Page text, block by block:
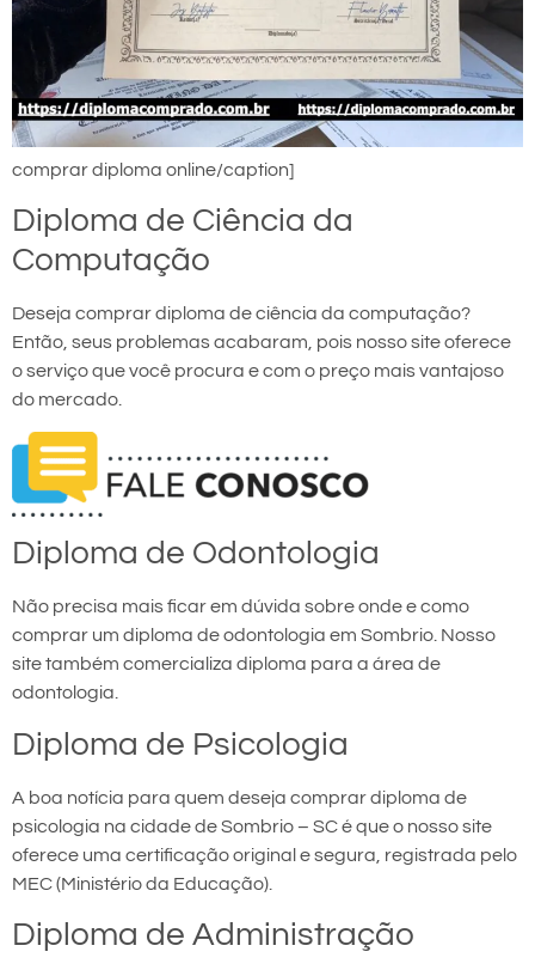
comprar diploma online/caption]
Diploma de Ciência da
Computação
Deseja comprar diploma de ciência da computação?
Então, seus problemas acabaram, pois nosso site oferece
o serviço que você procura e com o preço mais vantajoso
do mercado.
Diploma de Odontologia
Não precisa mais ficar em dúvida sobre onde e como
comprar um diploma de odontologia em Sombrio. Nosso
site também comercializa diploma para a área de
odontologia.
Diploma de Psicologia
A boa notícia para quem deseja comprar diploma de
psicologia na cidade de Sombrio – SC é que o nosso site
oferece uma certificação original e segura, registrada pelo
MEC (Ministério da Educação).
Diploma de Administração